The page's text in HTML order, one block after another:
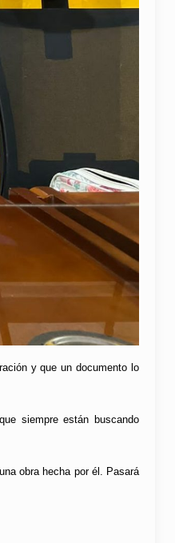
y que un documento lo
siempre están buscando
obra hecha por él. Pasará